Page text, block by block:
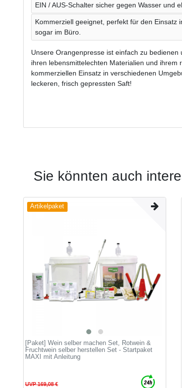
EIN / AUS-Schalter sicher gegen Wasser und
Kommerziell geeignet, perfekt für den Einsatz
sogar im Büro.
Unsere Orangenpresse ist einfach zu
ihren lebensmittelechten Materialien und
kommerziellen Einsatz in verschiedenen
leckeren, frisch gepressten Saft!
Sie könnten auch
Artikelpaket
[Paket] Wein selber machen Set, Rotwein &
Fruchtwein selber herstellen Set - Startpaket
MAXI mit Anleitung
UVP 169,08 €